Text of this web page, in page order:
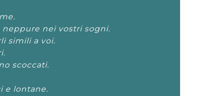
nei vostri sogni.
simili a voi.
scoccati.
e lontane.